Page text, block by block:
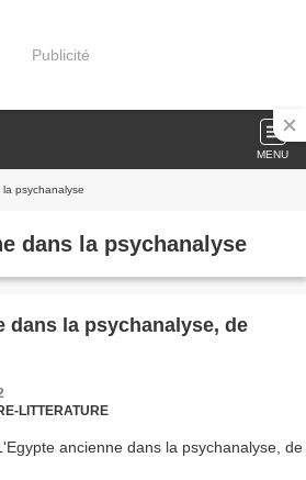
Publicité
MENU
psychanalyse
dans la psychanalyse
dans la psychanalyse, de
LITTERATURE